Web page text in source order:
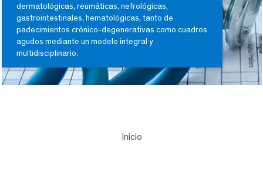
dermatológicas, reumáticas, nefrológicas,
gastrointestinales, hematológicas, tanto de
padecimientos crónico-degenerativas como cuadros
agudos mediante un modelo integral y
multidisciplinario.
Inicio